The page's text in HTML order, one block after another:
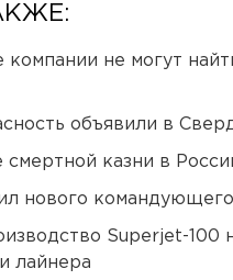
не могут
объявили в
смертной казни в
нового
Superjet-100
лайнера